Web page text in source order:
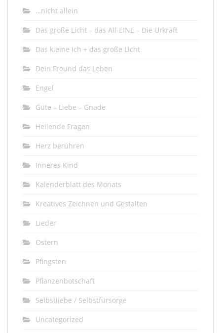
…nicht allein
Das große Licht – das All-EINE – Die Urkraft
Das kleine Ich + das große Licht
Dein Freund das Leben
Engel
Güte – Liebe – Gnade
Heilende Fragen
Herz berühren
Inneres Kind
Kalenderblatt des Monats
Kreatives Zeichnen und Gestalten
Lieder
Ostern
Pfingsten
Pflanzenbotschaft
Selbstliebe / Selbstfürsorge
Uncategorized